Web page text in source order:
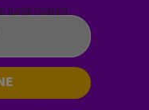
lundi matin)